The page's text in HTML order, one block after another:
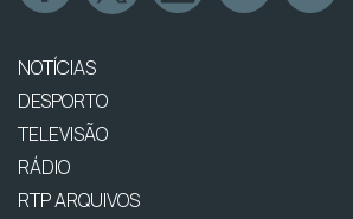
NOTÍCIAS
DESPORTO
TELEVISÃO
RÁDIO
RTP ARQUIVOS